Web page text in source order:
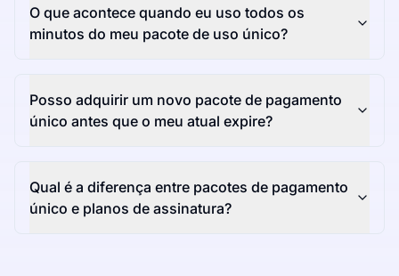
O que acontece quando eu uso todos os
minutos do meu pacote de uso único?
Posso adquirir um novo pacote de pagamento
único antes que o meu atual expire?
Qual é a diferença entre pacotes de pagamento
único e planos de assinatura?